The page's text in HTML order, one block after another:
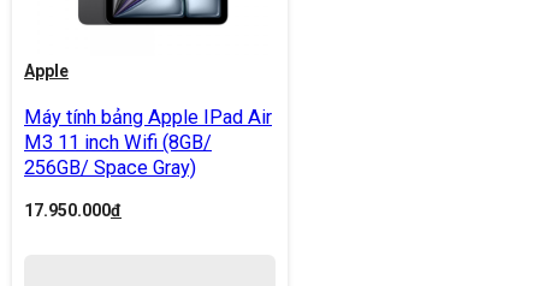
Apple
Máy tính bảng Apple IPad Air
M3 11 inch Wifi (8GB/
256GB/ Space Gray)
17.950.000đ